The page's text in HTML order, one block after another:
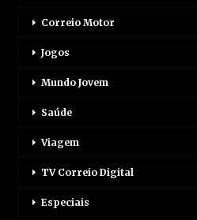
Correio Motor
Jogos
Mundo Jovem
Saúde
Viagem
TV Correio Digital
Especiais